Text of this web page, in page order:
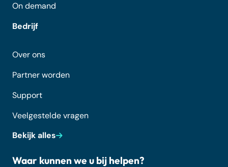
On demand
Bedrijf
Over ons
Partner worden
Support
Veelgestelde vragen
Bekijk alles
Waar kunnen we u bij helpen?